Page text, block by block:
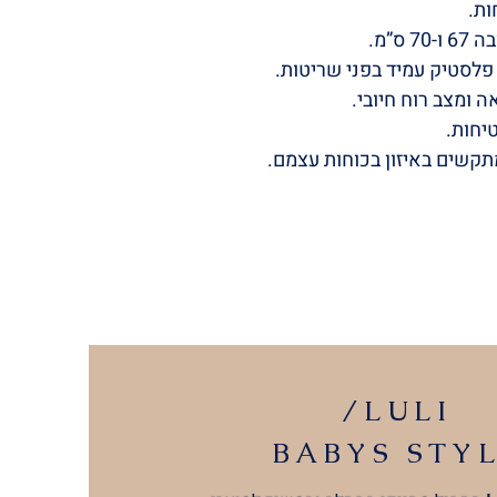
עמיד בפני שריטות.
ומצב רוח חיובי.
באיזון בכוחות עצמם.
/LULI
BABYS